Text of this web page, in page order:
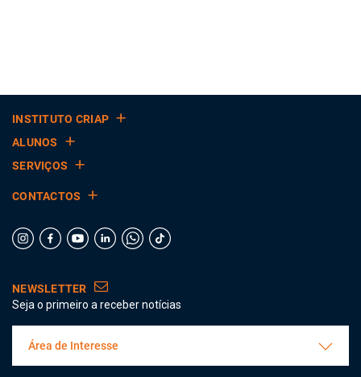
INSTITUTO CRIAP
ALUNOS
SERVIÇOS
CONTACTOS
NEWSLETTER
Seja o primeiro a receber notícias
Área de Interesse